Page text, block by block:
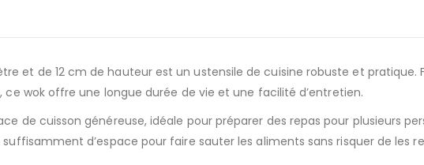
et de 12 cm de hauteur est un ustensile de cuisine robuste et pratique.
wok offre une longue durée de vie et une facilité d’entretien.
de cuisson généreuse, idéale pour préparer des repas pour plusieurs
d’espace pour faire sauter les aliments sans risquer de les